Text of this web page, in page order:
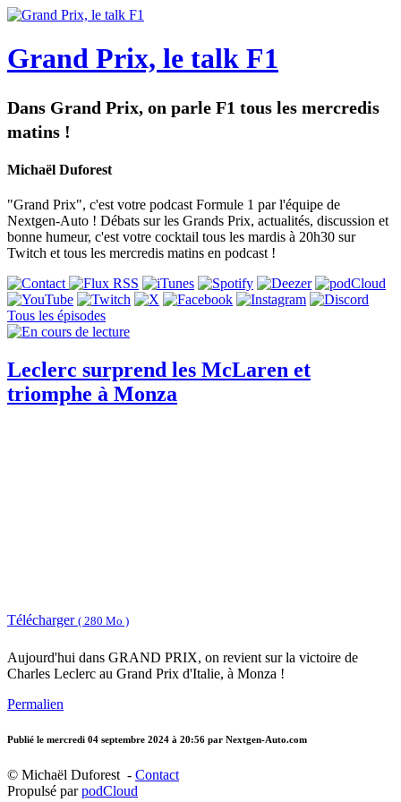
Grand Prix, le talk F1
Dans Grand Prix, on parle F1 tous les mercredis
matins !
Michaël Duforest
"Grand Prix", c'est votre podcast Formule 1 par l'équipe de
Nextgen-Auto ! Débats sur les Grands Prix, actualités, discussion et
bonne humeur, c'est votre cocktail tous les mardis à 20h30 sur
Twitch et tous les mercredis matins en podcast !
Tous les épisodes
Leclerc surprend les McLaren et
triomphe à Monza
Télécharger ( 280 Mo )
Aujourd'hui dans GRAND PRIX, on revient sur la victoire de
Charles Leclerc au Grand Prix d'Italie, à Monza !
Permalien
Publié le mercredi 04 septembre 2024 à 20:56 par Nextgen-Auto.com
© Michaël Duforest - Contact
Propulsé parpodCloud